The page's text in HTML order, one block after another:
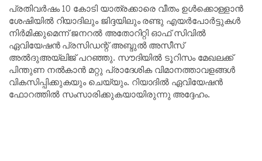
പ്രതിവര്‍ഷം 10 കോടി യാത്രക്കാരെ വീതം ഉള്‍ക്കൊള്ളാന്‍
ശേഷിയില്‍ റിയാദിലും ജിദ്ദയിലും രണ്ടു എയര്‍പോര്‍ട്ടുകള്‍
നിര്‍മിക്കുമെന്ന് ജനറല്‍ അതോറിറ്റി ഓഫ് സിവില്‍
ഏവിയേഷന്‍ പ്രസിഡന്റ് അബ്ദുല്‍ അസീസ്
അല്‍ദുഅയ്‌ലിജ് പറഞ്ഞു. സൗദിയില്‍ ടൂറിസം മേഖലക്ക്
പിന്തുണ നല്‍കാന്‍ മറ്റു പ്രാദേശിക വിമാനത്താവളങ്ങള്‍
വികസിപ്പിക്കുകയും ചെയ്യും. റിയാദില്‍ ഏവിയേഷന്‍
ഫോറത്തില്‍ സംസാരിക്കുകയായിരുന്നു അദ്ദേഹം.